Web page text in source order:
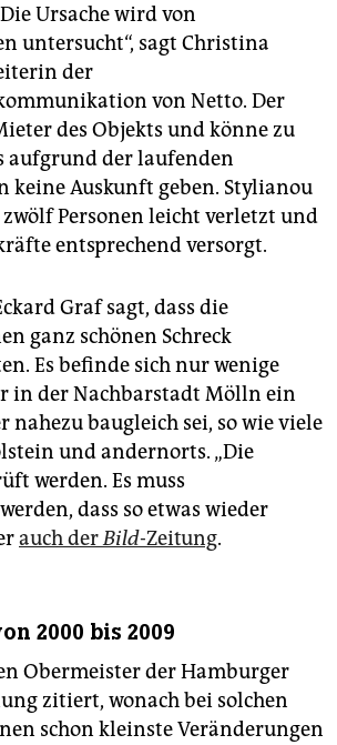
Ursache wird von
untersucht“, sagt Christina
der
von Netto. Der
des Objekts und könne zu
aufgrund der laufenden
keine Auskunft geben. Stylianou
Personen leicht verletzt und
entsprechend versorgt.
Graf sagt, dass die
ganz schönen Schreck
Es befinde sich nur wenige
in der Nachbarstadt Mölln ein
nahezu bau­gleich sei, so wie viele
und andernorts. „Die
werden. Es muss
dass so etwas wieder
auch derBild-Zeitung.
2000 bis 2009
Obermeister der Hamburger
zitiert, wonach bei solchen
schon kleinste Veränderungen